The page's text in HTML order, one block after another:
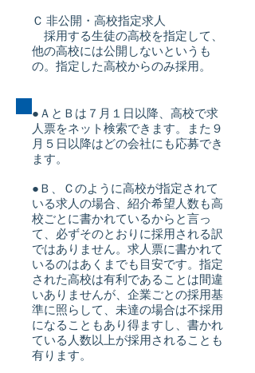
Ｃ 非公開・高校指定求人
採用する生徒の高校を指定して、
他の高校には公開しないというも
の。指定した高校からのみ採用。
●ＡとＢは７月１日以降、高校で求
人票をネット検索できます。また９
月５日以降はどの会社にも応募でき
ます。
●Ｂ、Ｃのように高校が指定されて
いる求人の場合、紹介希望人数も高
校ごとに書かれているからと言っ
て、必ずそのとおりに採用される訳
ではありません。求人票に書かれて
いるのはあくまでも目安です。指定
された高校は有利であることは間違
いありませんが、企業ごとの採用基
準に照らして、未達の場合は不採用
になることもあり得ますし、書かれ
ている人数以上が採用されることも
有ります。